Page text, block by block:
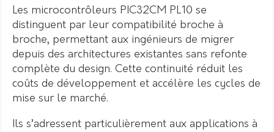
Les microcontrôleurs PIC32CM PL10 se
distinguent par leur compatibilité broche à
broche, permettant aux ingénieurs de migrer
depuis des architectures existantes sans refonte
complète du design. Cette continuité réduit les
coûts de développement et accélère les cycles de
mise sur le marché.
Ils s’adressent particulièrement aux applications à